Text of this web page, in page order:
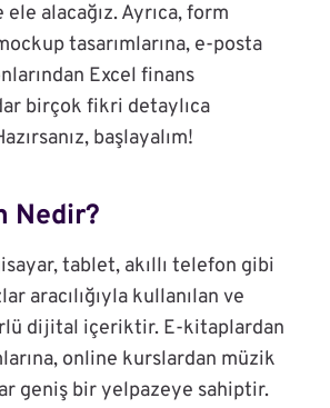
alacağız. Ayrıca, form
tasarımlarına, e-posta
Excel finans
birçok fikri detaylıca
başlayalım!
Nedir?
tablet, akıllı telefon gibi
aracılığıyla kullanılan ve
dijital içeriktir. E-kitaplardan
online kurslardan müzik
geniş bir yelpazeye sahiptir.